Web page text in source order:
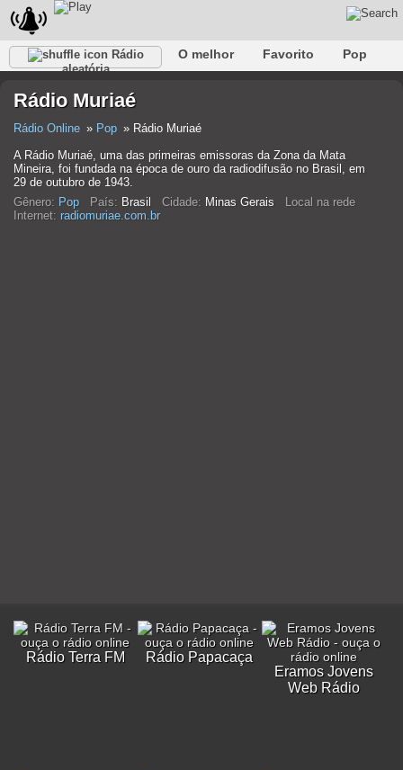
Rádio
aleatória
O melhor Favorito
Pop
Rap
Falk Jazz
Rádio Muriaé
Rádio Online Pop
Rádio Muriaé
A Rádio Muriaé, uma das primeiras emissoras da Zona da Mata
Mineira, foi fundada na época de ouro da radiodifusão no Brasil, em
29 de outubro de 1943.
Gênero: Pop País: Brasil Cidade: Minas Gerais
Local na rede
Internet: radiomuriae.com.br
Rádio Terra FM
Rádio Papacaça
Eramos Jovens
Web Rádio